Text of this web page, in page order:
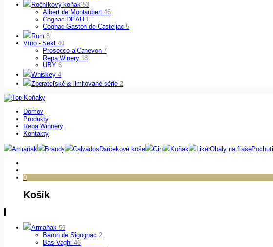
Ročníkový koňak 53
Albert de Montaubert 46
Cognac DEAU 1
Cognac Gaston de Casteljac 5
Rum 8
Víno - Sekt 40
Prosecco alCanevon 7
Repa Winery 18
UBY 6
Whiskey 4
Zberateľské & limitované série 2
Domov
Produkty
Repa Winnery
Kontakty
Armaňak Brandy Calvados Darčekové koše Gin Koňak LikérObaly na fľaše
0
Košík
Armaňak 56
Baron de Sigognac 2
Bas Vaghi 46